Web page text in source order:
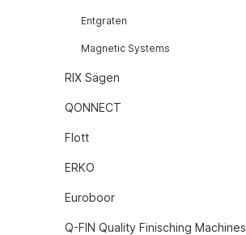
Entgraten
Magnetic Systems
RIX Sägen
QONNECT
Flott
ERKO
Euroboor
Q-FIN Quality Finisching Machines